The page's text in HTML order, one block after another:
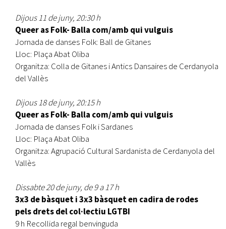
Dijous 11 de juny, 20:30 h
Queer as Folk- Balla com/amb qui vulguis
Jornada de danses Folk: Ball de Gitanes
Lloc: Plaça Abat Oliba
Organitza: Colla de Gitanes i Antics Dansaires de Cerdanyola
del Vallès
Dijous 18 de juny, 20:15 h
Queer as Folk- Balla com/amb qui vulguis
Jornada de danses Folk i Sardanes
Lloc: Plaça Abat Oliba
Organitza: Agrupació Cultural Sardanista de Cerdanyola del
Vallès
Dissabte 20 de juny, de 9 a 17 h
3x3 de bàsquet i 3x3 bàsquet en cadira de rodes
pels drets del col·lectiu LGTBI
9 h Recollida regal benvinguda